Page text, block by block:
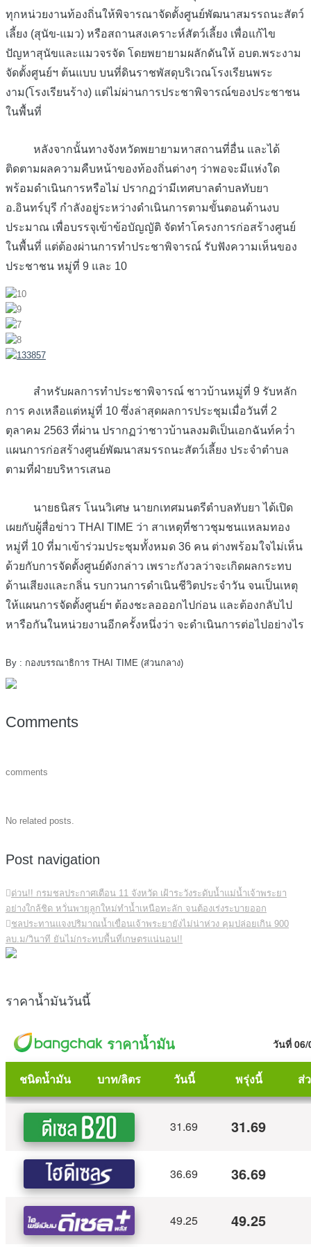
ทุกหน่วยงานท้องถิ่นให้พิจารณาจัดตั้งศูนย์พัฒนาสมรรถนะสัตว์
เลี้ยง (สุนัข-แมว) หรือสถานสงเคราะห์สัตว์เลี้ยง เพื่อแก้ไข
ปัญหาสุนัขและแมวจรจัด โดยพยายามผลักดันให้ อบต.พระงาม
จัดตั้งศูนย์ฯ ต้นแบบ บนที่ดินราชพัสดุบริเวณโรงเรียนพระ
งาม(โรงเรียนร้าง) แต่ไม่ผ่านการประชาพิจารณ์ของประชาชน
ในพื้นที่
หลังจากนั้นทางจังหวัดพยายามหาสถานที่อื่น และได้
ติดตามผลความคืบหน้าของท้องถิ่นต่างๆ ว่าพอจะมีแห่งใด
พร้อมดำเนินการหรือไม่ ปรากฏว่ามีเทศบาลตำบลทับยา
อ.อินทร์บุรี กำลังอยู่ระหว่างดำเนินการตามขั้นตอนด้านงบ
ประมาณ เพื่อบรรจุเข้าข้อบัญญัติ จัดทำโครงการก่อสร้างศูนย์
ในพื้นที่ แต่ต้องผ่านการทำประชาพิจารณ์ รับฟังความเห็นของ
ประชาชน หมู่ที่ 9 และ 10
สำหรับผลการทำประชาพิจารณ์ ชาวบ้านหมู่ที่ 9 รับหลัก
การ คงเหลือแต่หมู่ที่ 10 ซึ่งล่าสุดผลการประชุมเมื่อวันที่ 2
ตุลาคม 2563 ที่ผ่าน ปรากฏว่าชาวบ้านลงมติเป็นเอกฉันท์คว่ำ
แผนการก่อสร้างศูนย์พัฒนาสมรรถนะสัตว์เลี้ยง ประจำตำบล
ตามที่ฝ่ายบริหารเสนอ
นายธนิสร โนนวิเศษ นายกเทศมนตรีตำบลทับยา ได้เปิด
เผยกับผู้สื่อข่าว THAI TIME ว่า สาเหตุที่ชาวชุมชนแหลมทอง
หมู่ที่ 10 ที่มาเข้าร่วมประชุมทั้งหมด 36 คน ต่างพร้อมใจไม่เห็น
ด้วยกับการจัดตั้งศูนย์ดังกล่าว เพราะกังวลว่าจะเกิดผลกระทบ
ด้านเสียงและกลิ่น รบกวนการดำเนินชีวิตประจำวัน จนเป็นเหตุ
ให้แผนการจัดตั้งศูนย์ฯ ต้องชะลอออกไปก่อน และต้องกลับไป
หารือกันในหน่วยงานอีกครั้งหนึ่งว่า จะดำเนินการต่อไปอย่างไร
By : กองบรรณาธิการ THAI TIME (ส่วนกลาง)
Comments
comments
No related posts.
Post navigation
ด่วน!! กรมชลประกาศเตือน 11 จังหวัด เฝ้าระวังระดับน้ำแม่น้ำเจ้าพระยา
อย่างใกล้ชิด หวั่นพายุลูกใหม่ทำน้ำเหนือทะลัก จนต้องเร่งระบายออก
ชลประทานแจงปริมาณน้ำเขื่อนเจ้าพระยายังไม่น่าห่วง คุมปล่อยเกิน 900
ลบ.ม/วินาที ยันไม่กระทบพื้นที่เกษตรแน่นอน!!
ราคาน้ำมันวันนี้